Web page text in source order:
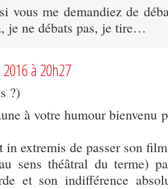
vous me demandiez de
je ne débats pas, je tire…
à 20h27
?)
à votre humour bienvenu
extremis de passer son
sens théâtral du terme)
et son indifférence